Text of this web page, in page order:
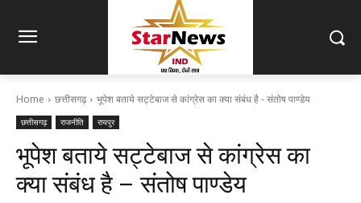
Home छत्तीसगढ़ भूपेश बताये सट्टेबाज से कांग्रेस का क्या संबंध है - संतोष पाण्डेय
छत्तीसगढ़ राजनीति रायपुर
भूपेश बताये सट्टेबाज से कांग्रेस का
क्या संबंध है – संतोष पाण्डेय